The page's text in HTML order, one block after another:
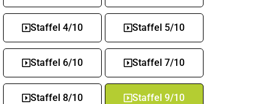
Staffel 4/10 Staffel 5/10
Staffel 6/10 Staffel 7/10
Staffel 8/10 Staffel 9/10